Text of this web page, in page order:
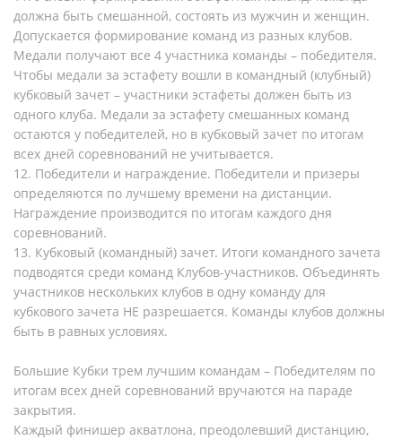
должна быть смешанной, состоять из мужчин и женщин.
Допускается формирование команд из разных клубов.
Медали получают все 4 участника команды – победителя.
Чтобы медали за эстафету вошли в командный (клубный)
кубковый зачет – участники эстафеты должен быть из
одного клуба. Медали за эстафету смешанных команд
остаются у победителей, но в кубковый зачет по итогам
всех дней соревнований не учитывается.
12. Победители и награждение. Победители и призеры
определяются по лучшему времени на дистанции.
Награждение производится по итогам каждого дня
соревнований.
13. Кубковый (командный) зачет. Итоги командного зачета
подводятся среди команд Клубов-участников. Объединять
участников нескольких клубов в одну команду для
кубкового зачета НЕ разрешается. Команды клубов должны
быть в равных условиях.
Большие Кубки трем лучшим командам – Победителям по
итогам всех дней соревнований вручаются на параде
закрытия.
Каждый финишер акватлона, преодолевший дистанцию,